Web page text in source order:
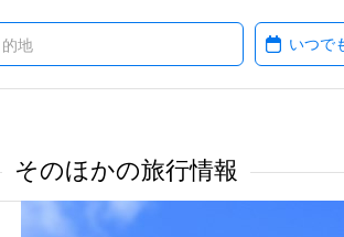
When?
そのほかの旅行情報